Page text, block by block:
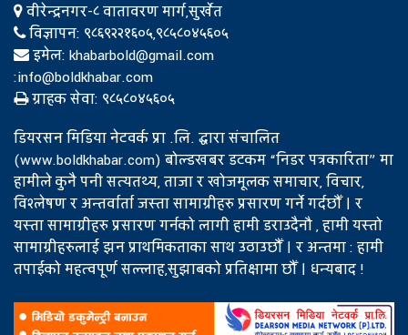
वीरेन्द्रनगर-८ वातावरण मार्ग,सुर्खेत
विज्ञापन: ९८६९२२१६०५,९८५८०४५६०५
इमेल: khabarbold@gmail.com
:info@boldkhabar.com
ग्राहक सेवा: ९८५८०४५६०५
डियरसन मिडिया नेटवर्क प्रा‍ .लि. द्धारा संचालित
(www.boldkhabar.com) बोल्डखबर डटकम “निडर पत्रकारिता” मा
हामीले कुनै पनी सत्यतथ्य, ताजा र खोजमूलक समाचार, विचार,
विश्लेषण र अन्तर्वार्ता जस्ता सामाग्रीहरु प्रसारण गर्ने गर्दछौँ । र
यस्ता सामाग्रीहरु प्रसारण गर्नको लागी हामी डराउदैनौ , हामी यस्तो
सामाग्रीहरुलाई झन प्राथमिकताका साथ उठाउछौँ । र अन्तमा : हामी
तपाईको महत्वपूर्ण सल्लाह,सुझाबको प्रतिक्षामा छौँ । धन्यबाद !